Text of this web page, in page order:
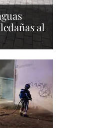
al